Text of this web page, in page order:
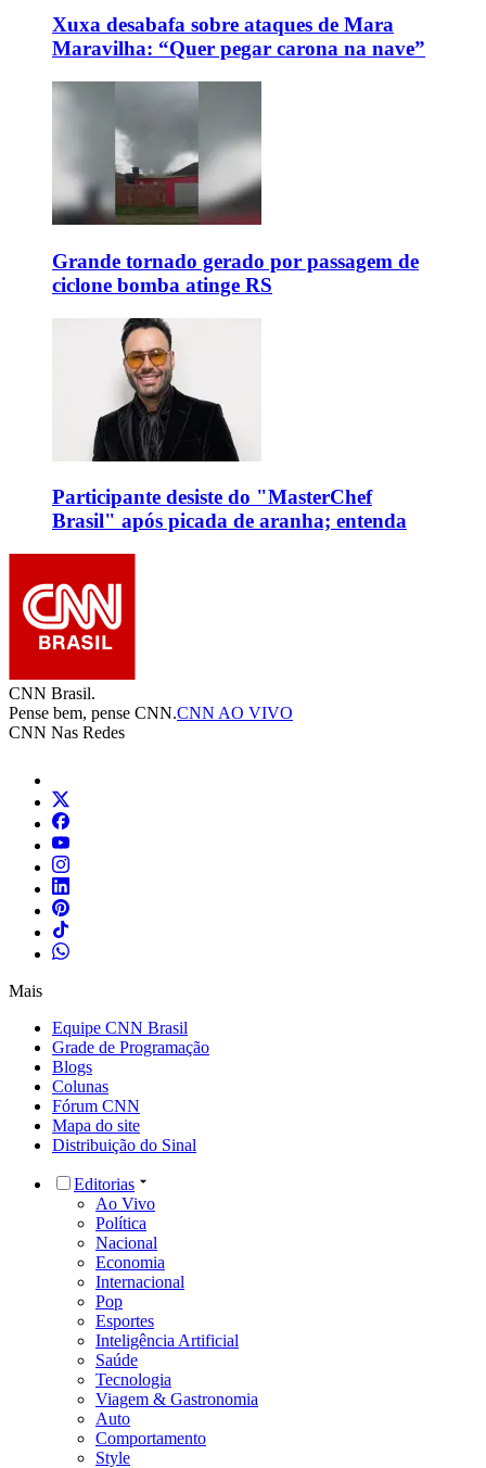
Xuxa desabafa sobre ataques de Mara
Maravilha: “Quer pegar carona na nave”
Grande tornado gerado por passagem de
ciclone bomba atinge RS
Participante desiste do "MasterChef
Brasil" após picada de aranha; entenda
CNN Brasil.
Pense bem, pense CNN.CNN AO VIVO
CNN Nas Redes
Mais
Equipe CNN Brasil
Grade de Programação
Blogs
Colunas
Fórum CNN
Mapa do site
Distribuição do Sinal
Editorias
Ao Vivo
Política
Nacional
Economia
Internacional
Pop
Esportes
Inteligência Artificial
Saúde
Tecnologia
Viagem & Gastronomia
Auto
Comportamento
Style